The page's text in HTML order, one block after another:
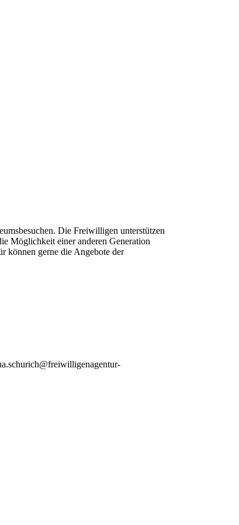
Die Freiwilligen unterstützen
Möglichkeit einer anderen Generation
können gerne die Angebote der